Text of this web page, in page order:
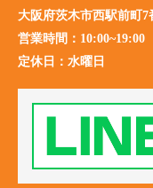
大阪府茨木市西駅前町7
営業時間： 10:00~19:00
定休日： 水曜日